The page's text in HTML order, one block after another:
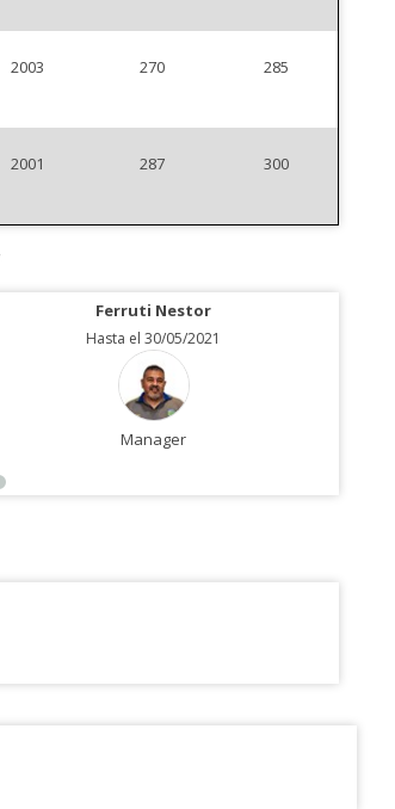
2003 270 285
2001 287 300
Ferruti Nestor
Hasta el 30/05/2021
Manager